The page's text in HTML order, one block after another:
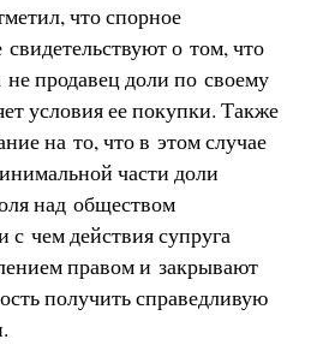
что спорное
о том, что
продавец доли по своему
условия ее покупки. Также
на то, что в этом случае
части доли
над обществом
с чем действия супруга
правом и закрывают
получить справедливую